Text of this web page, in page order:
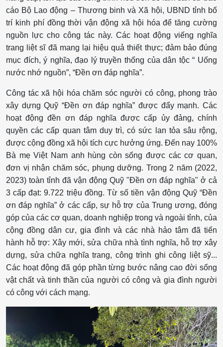
cáo Bộ Lao động – Thương binh và Xã hội, UBND tỉnh bố
trí kinh phí đồng thời vận động xã hội hóa để tăng cường
nguồn lực cho công tác này. Các hoạt động viếng nghĩa
trang liệt sĩ đã mang lại hiệu quả thiết thực; đảm bảo đúng
mục đích, ý nghĩa, đạo lý truyền thống của dân tộc “ Uống
nước nhớ nguồn”, “Đền ơn đáp nghĩa”.
Công tác xã hội hóa chăm sóc người có công, phong trào
xây dựng Quỹ “Đền ơn đáp nghĩa” được đẩy mạnh. Các
hoạt động đền ơn đáp nghĩa được cấp ủy đảng, chính
quyền các cấp quan tâm duy trì, có sức lan tỏa sâu rộng,
được cộng đồng xã hội tích cực hưởng ứng. Đến nay 100%
Bà mẹ Việt Nam anh hùng còn sống được các cơ quan,
đơn vị nhận chăm sóc, phụng dưỡng. Trong 2 năm (2022,
2023) toàn tỉnh đã vận động Quỹ "Đền ơn đáp nghĩa" ở cả
3 cấp đạt: 9.722 triệu đồng. Từ số tiền vận động Quỹ “Đền
ơn đáp nghĩa” ở các cấp, sự hỗ trợ của Trung ương, đóng
góp của các cơ quan, doanh nghiệp trong và ngoài tỉnh, của
cộng đồng dân cư, gia đình và các nhà hảo tâm đã tiến
hành hỗ trợ: Xây mới, sửa chữa nhà tình nghĩa, hỗ trợ xây
dựng, sửa chữa nghĩa trang, công trình ghi công liệt sỹ...
Các hoạt động đã góp phần từng bước nâng cao đời sống
vật chất và tinh thần của người có công và gia đình người
có công với cách mạng.